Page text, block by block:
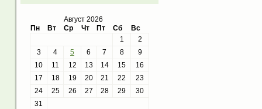
Август 2026
Пн
Вт Ср Чт Пт Сб
Вс
1
2
3
4 5 6 7 8
9
10
11 12 13 14 15
16
17
18 19 20 21 22
23
24
25 26 27 28 29
30
31